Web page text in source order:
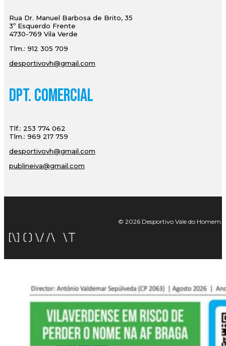
Rua Dr. Manuel Barbosa de Brito, 35
3º Esquerdo Frente
4730-769 Vila Verde
Tlm.: 912 305 709
desportivovh@gmail.com
Dpt. Comercial
Tlf.: 253 774 062
Tlm.: 969 217 759
desportivovh@gmail.com
publineiva@gmail.com
© 2026 Desportivo Vale do Homem.